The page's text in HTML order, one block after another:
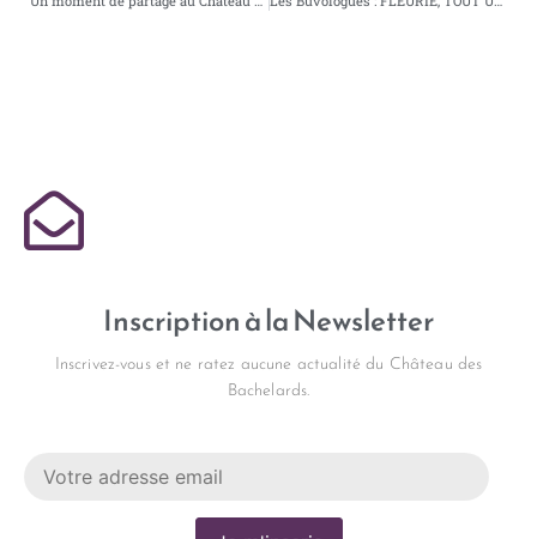
Inscription à la Newsletter
Inscrivez-vous et ne ratez aucune actualité du Château des
Bachelards.